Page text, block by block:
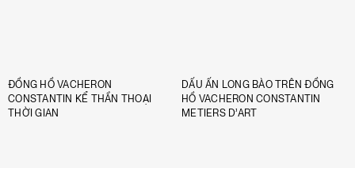
ĐỒNG HỒ VACHERON
CONSTANTIN KỂ THẦN THOẠI
THỜI GIAN
DẤU ẤN LONG BÀO TRÊN ĐỒNG
HỒ VACHERON CONSTANTIN
METIERS D’ART